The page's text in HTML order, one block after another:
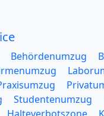
Behördenumzug
Studentenumzug
Halteverbotszone